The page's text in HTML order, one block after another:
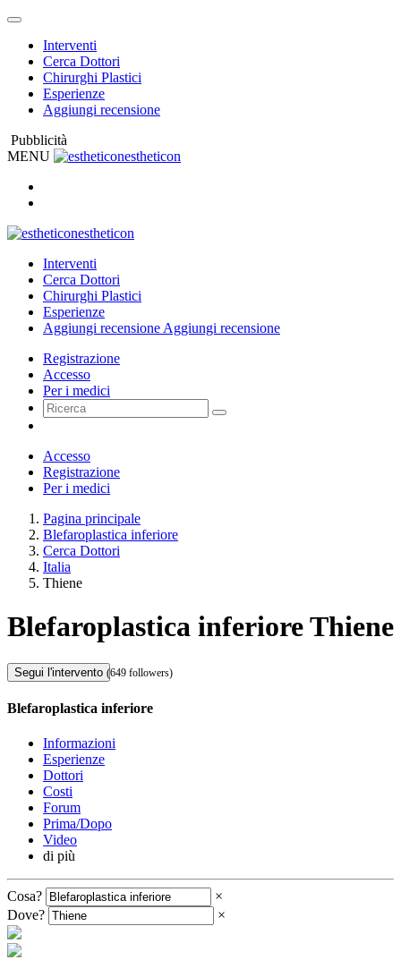
Interventi
Cerca Dottori
Chirurghi Plastici
Esperienze
Aggiungi recensione
Pubblicità
MENU
estheticon
estheticon
Interventi
Cerca Dottori
Chirurghi Plastici
Esperienze
Aggiungi recensione Aggiungi recensione
Registrazione
Accesso
Per i medici
Accesso
Registrazione
Per i medici
Pagina principale
Blefaroplastica inferiore
Cerca Dottori
Italia
Thiene
Blefaroplastica inferiore Thiene
Segui l'intervento (649 followers)
Blefaroplastica inferiore
Informazioni
Esperienze
Dottori
Costi
Forum
Prima/Dopo
Video
di più
Cosa?
×
Dove?
×